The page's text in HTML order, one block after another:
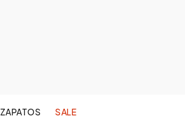
ZAPATOS SALE